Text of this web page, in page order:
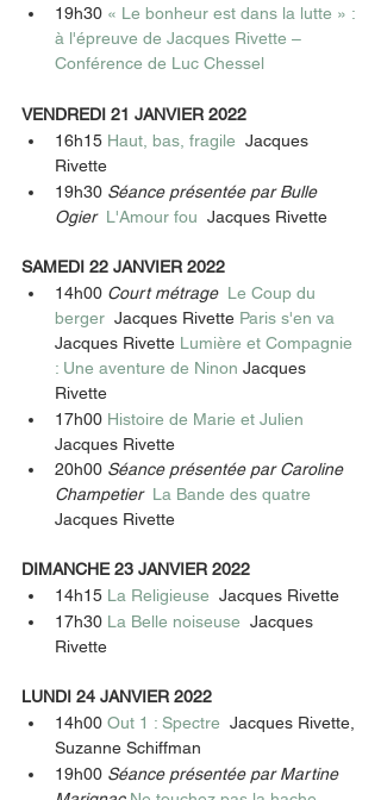
19h30 « Le bonheur est dans la lutte » :
à l'épreuve de Jacques Rivette –
Conférence de Luc Chessel
VENDREDI 21 JANVIER 2022
16h15 Haut, bas, fragile Jacques
Rivette
19h30 Séance présentée par Bulle
Ogier L'Amour fou Jacques Rivette
SAMEDI 22 JANVIER 2022
14h00 Court métrage Le Coup du
berger Jacques Rivette Paris s'en va
Jacques Rivette Lumière et Compagnie
: Une aventure de Ninon Jacques
Rivette
17h00 Histoire de Marie et Julien
Jacques Rivette
20h00 Séance présentée par Caroline
Champetier La Bande des quatre
Jacques Rivette
DIMANCHE 23 JANVIER 2022
14h15 La Religieuse Jacques Rivette
17h30 La Belle noiseuse Jacques
Rivette
LUNDI 24 JANVIER 2022
14h00 Out 1 : Spectre Jacques Rivette,
Suzanne Schiffman
19h00 Séance présentée par Martine